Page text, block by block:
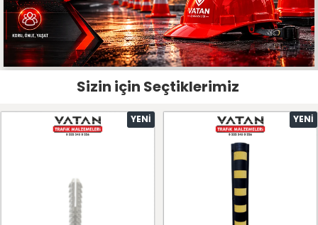
Sizin için Seçtiklerimiz
YENI YENI